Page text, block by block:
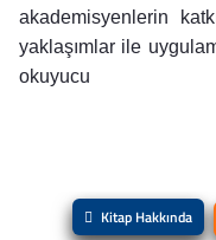
akademisyenlerin
yaklaşımlar ile
okuyucu
Kitap Hakkında